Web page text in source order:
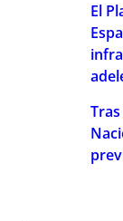
El